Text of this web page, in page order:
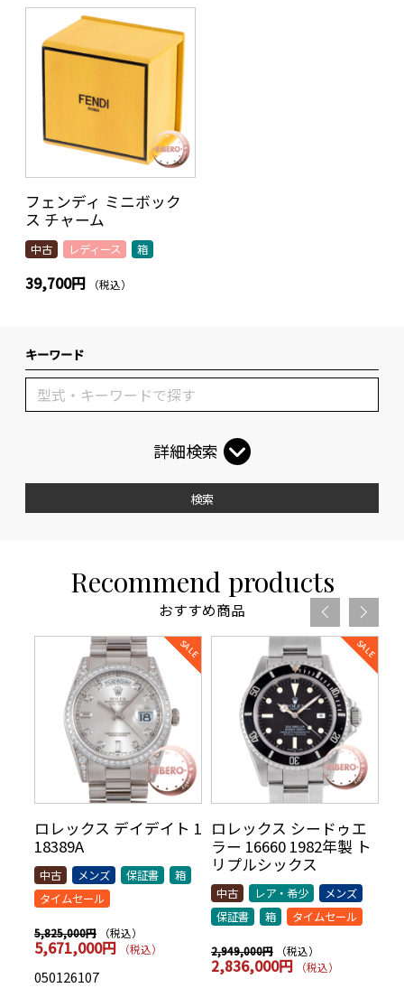
フェンディ ミニボック
ス チャーム
中古 レディース 箱
39,700円 （税込）
キーワード
詳細検索
検索
Recommend products
おすすめ商品
ロレックス デイデイト 1
18389A
中古 メンズ 保証書
箱
タイムセール
5,825,000円 （税込）
5,671,000円 （税込）
050126107
ロレックス シードゥエ
ラー 16660 1982年製 ト
リプルシックス
中古 レア・希少
メンズ
保証書
箱 タイムセール
2,949,000円 （税込）
2,836,000円 （税込）